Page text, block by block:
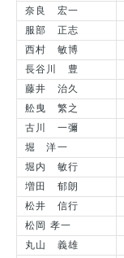
奈良 宏一
服部 正志
西村 敏博
長谷川 豊
藤井 治久
舩曳 繁之
古川 一彌
堀 洋一
堀内 敏行
増田 郁朗
松井 信行
松岡 孝一
丸山 義雄